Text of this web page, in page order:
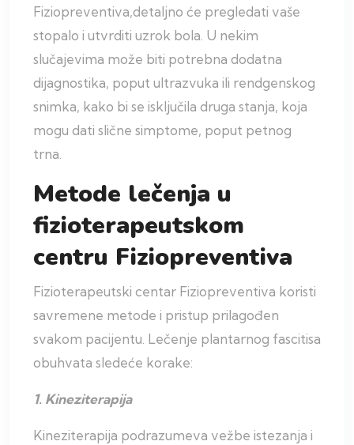
Fiziopreventiva,detaljno će pregledati vaše
stopalo i utvrditi uzrok bola. U nekim
slučajevima može biti potrebna dodatna
dijagnostika, poput ultrazvuka ili rendgenskog
snimka, kako bi se isključila druga stanja, koja
mogu dati slične simptome, poput petnog
trna.
Metode lečenja u
fizioterapeutskom
centru Fiziopreventiva
Fizioterapeutski centar Fiziopreventiva koristi
savremene metode i pristup prilagođen
svakom pacijentu. Lečenje plantarnog fascitisa
obuhvata sledeće korake:
1. Kineziterapija
Kineziterapija podrazumeva vežbe istezanja i